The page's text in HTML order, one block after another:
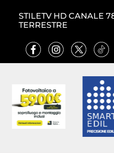
STILETV HD CANALE
TERRESTRE